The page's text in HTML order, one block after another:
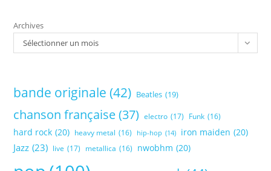
Archives
Sélectionner un mois
bande originale (42) Beatles (19)
chanson française (37) electro (17) Funk (16)
hard rock (20) heavy metal (16) hip-hop (14) iron maiden (20)
Jazz (23) live (17) metallica (16) nwobhm (20)